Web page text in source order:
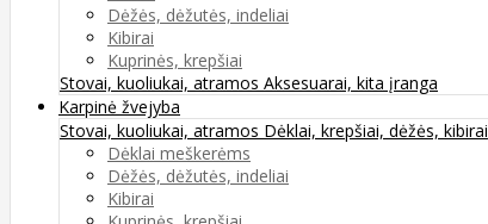
Dėžės, dėžutės, indeliai
Kibirai
Kuprinės, krepšiai
Stovai, kuoliukai, atramos Aksesuarai, kita įranga
Karpinė žvejyba
Stovai, kuoliukai, atramos Dėklai, krepšiai, dėžės, kibirai
Dėklai meškerėms
Dėžės, dėžutės, indeliai
Kibirai